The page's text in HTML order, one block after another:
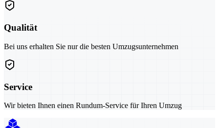
Qualität
Bei uns erhalten Sie nur die besten Umzugsunternehmen
Service
Wir bieten Ihnen einen Rundum-Service für Ihren Umzug